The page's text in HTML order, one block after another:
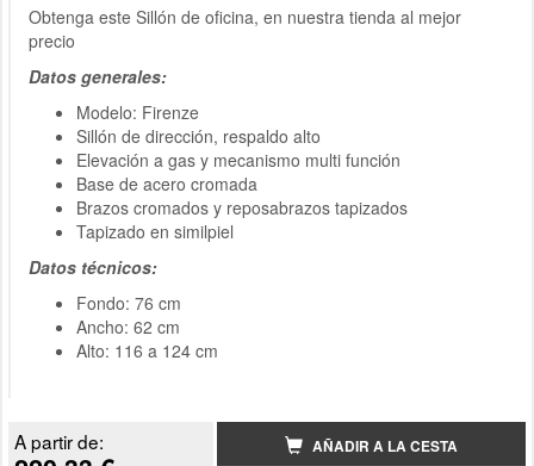
Obtenga este Sillón de oficina, en nuestra tienda al mejor
precio
Datos generales:
Modelo: Firenze
Sillón de dirección, respaldo alto
Elevación a gas y mecanismo multi función
Base de acero cromada
Brazos cromados y reposabrazos tapizados
Tapizado en similpiel
Datos técnicos:
Fondo: 76 cm
Ancho: 62 cm
Alto: 116 a 124 cm
A partir de: AÑADIR A LA CESTA